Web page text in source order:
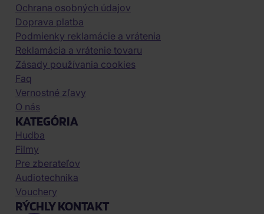
Ochrana osobných údajov
Doprava platba
Podmienky reklamácie a vrátenia
Reklamácia a vrátenie tovaru
Zásady používania cookies
Faq
Vernostné zľavy
O nás
KATEGÓRIA
Hudba
Filmy
Pre zberateľov
Audiotechnika
Vouchery
RÝCHLY KONTAKT